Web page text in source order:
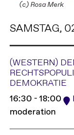
(c) Rosa Merk
SAMSTAG,
(WESTERN)
DEMOKRATIE
16:30 - 18:00
moderation